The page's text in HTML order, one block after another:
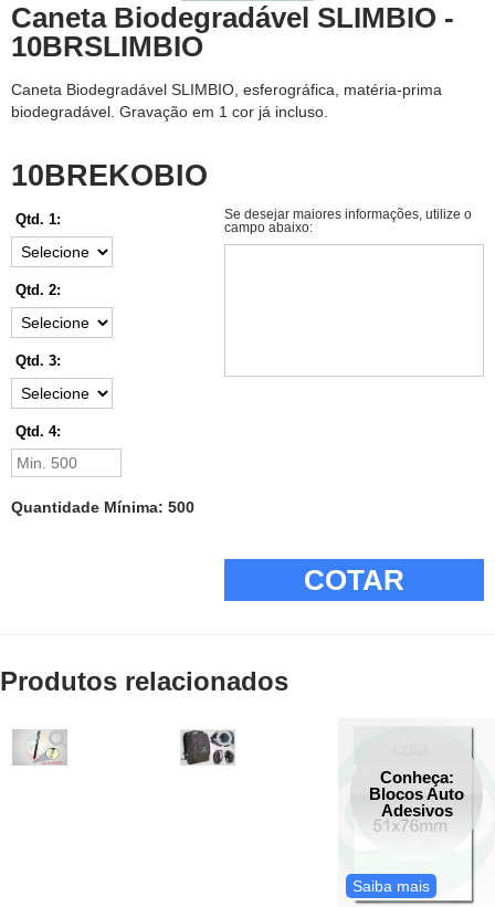
Caneta Biodegradável SLIMBIO -
10BRSLIMBIO
Caneta Biodegradável SLIMBIO, esferográfica, matéria-prima
biodegradável. Gravação em 1 cor já incluso.
10BREKOBIO
Qtd. 1:
Qtd. 2:
Qtd. 3:
Qtd. 4:
Quantidade Mínima: 500
Se desejar maiores informações, utilize o
campo abaixo:
COTAR
Produtos relacionados
Conheça:
Blocos Auto
Adesivos
Saiba mais